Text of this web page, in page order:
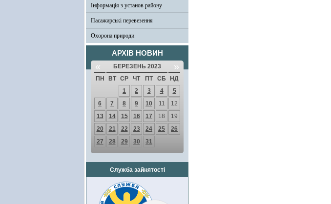
Інформація з установ району
Пасажирські перевезення
Охорона природи
АРХІВ НОВИН
« БЕРЕЗЕНЬ 2023 »
ПН ВТ СР ЧТ ПТ СБ
НД
1
2 3 4
5
6
7 8 9 10 11
12
13
14 15 16 17 18
19
20
21 22 23 24 25
26
27
28 29 30 31
Служба зайнятості